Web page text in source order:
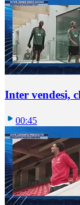
Inter vendesi,
00:45